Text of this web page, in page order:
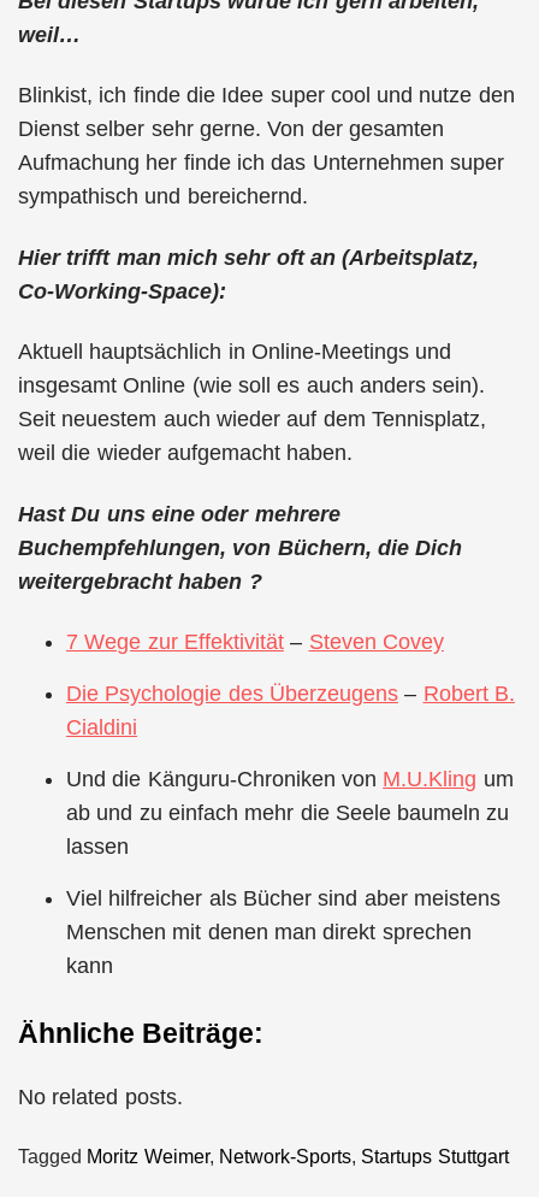
weil…
Blinkist, ich finde die Idee super cool und nutze den
Dienst selber sehr gerne. Von der gesamten
Aufmachung her finde ich das Unternehmen super
sympathisch und bereichernd.
Hier trifft man mich sehr oft an (Arbeitsplatz,
Co-Working-Space):
Aktuell hauptsächlich in Online-Meetings und
insgesamt Online (wie soll es auch anders sein).
Seit neuestem auch wieder auf dem Tennisplatz,
weil die wieder aufgemacht haben.
Hast Du uns eine oder mehrere
Buchempfehlungen, von Büchern, die Dich
weitergebracht haben ?
7 Wege zur Effektivität– Steven Covey
Die Psychologie des Überzeugens– Robert B.
Cialdini
Und die Känguru-Chroniken von M.U.Kling um
ab und zu einfach mehr die Seele baumeln zu
lassen
Viel hilfreicher als Bücher sind aber meistens
Menschen mit denen man direkt sprechen
kann
Ähnliche Beiträge:
No related posts.
Tagged Moritz Weimer, Network-Sports, Startups Stuttgart